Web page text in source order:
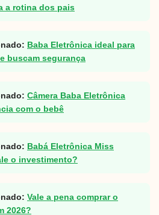
a rotina dos pais
Baba Eletrônica ideal para
buscam segurança
Câmera Baba Eletrônica
com o bebê
Babá Eletrônica Miss
o investimento?
Vale a pena comprar o
2026?